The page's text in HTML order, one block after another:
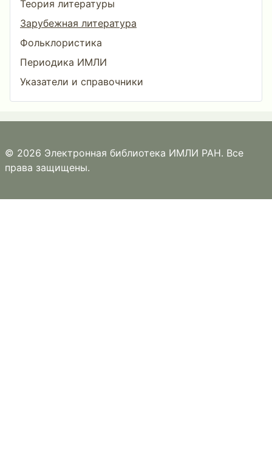
Теория литературы
Зарубежная литература
Фольклористика
Периодика ИМЛИ
Указатели и справочники
© 2026 Электронная библиотека ИМЛИ РАН. Все
права защищены.